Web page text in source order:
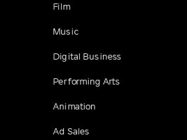
Film
Music
Digital Business
Performing Arts
Animation
Ad Sales